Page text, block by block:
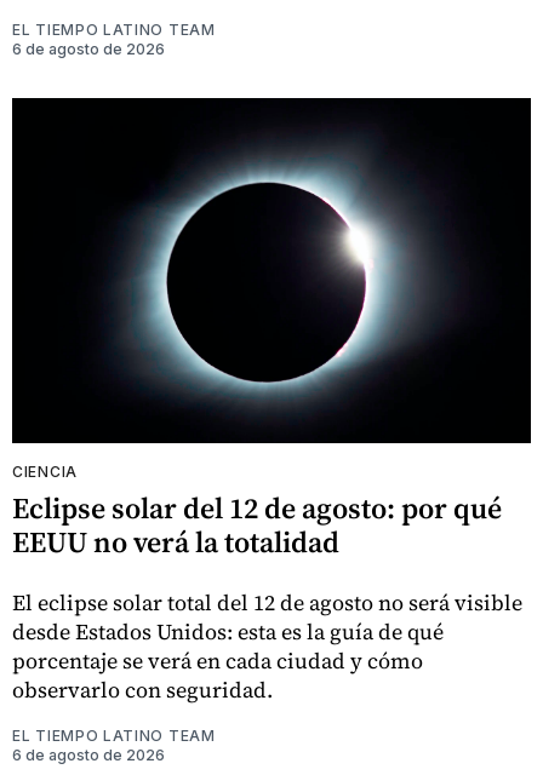
EL TIEMPO LATINO TEAM
6 de agosto de 2026
CIENCIA
Eclipse solar del 12 de agosto: por qué
EEUU no verá la totalidad
El eclipse solar total del 12 de agosto no será visible
desde Estados Unidos: esta es la guía de qué
porcentaje se verá en cada ciudad y cómo
observarlo con seguridad.
EL TIEMPO LATINO TEAM
6 de agosto de 2026